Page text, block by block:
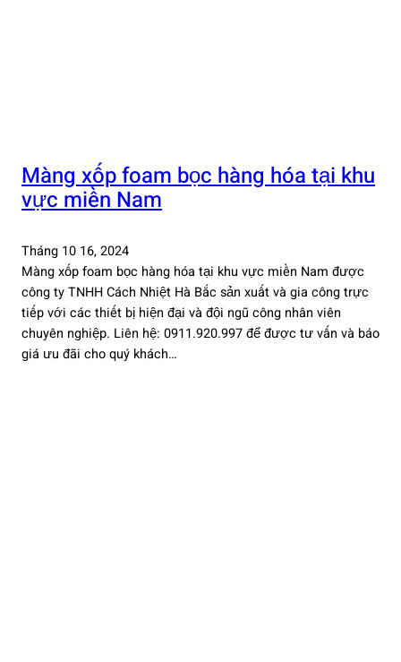
Màng xốp foam bọc hàng hóa tại khu
vực miền Nam
Tháng 10 16, 2024
Màng xốp foam bọc hàng hóa tại khu vực miền Nam được
công ty TNHH Cách Nhiệt Hà Bắc sản xuất và gia công trực
tiếp với các thiết bị hiện đại và đội ngũ công nhân viên
chuyên nghiệp. Liên hệ: 0911.920.997 để được tư vấn và báo
giá ưu đãi cho quý khách…